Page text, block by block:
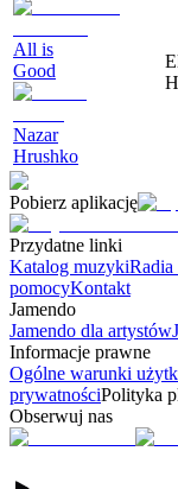
All is
Good
Nazar
Hrushko
Pobierz aplikację
Przydatne linki
Katalog muzykiRadia
pomocyKontakt
Jamendo
Jamendo dla artystów
Informacje prawne
Ogólne warunki
prywatnościPolityka
Obserwuj nas